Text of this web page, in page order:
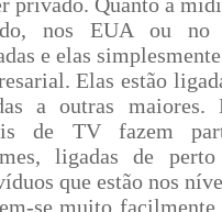
nos EUA ou no
e elas
Elas estão
a outras maiores.
de TV fazem
ligadas de
que estão nos
se muito